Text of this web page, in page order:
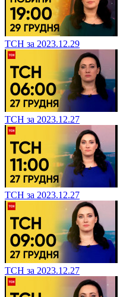
ТСН за 2023.12.29
ТСН за 2023.12.27
ТСН за 2023.12.27
ТСН за 2023.12.27